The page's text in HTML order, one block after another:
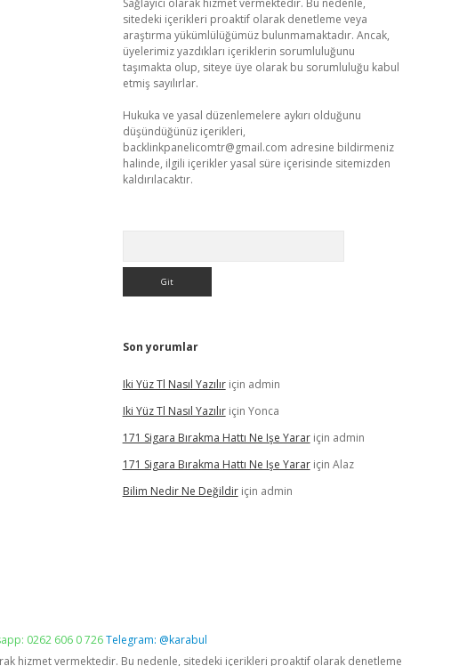
Sağlayıcı olarak hizmet vermektedir. Bu nedenle,
sitedeki içerikleri proaktif olarak denetleme veya
araştırma yükümlülüğümüz bulunmamaktadır. Ancak,
üyelerimiz yazdıkları içeriklerin sorumluluğunu
taşımakta olup, siteye üye olarak bu sorumluluğu kabul
etmiş sayılırlar.
Hukuka ve yasal düzenlemelere aykırı olduğunu
düşündüğünüz içerikleri,
backlinkpanelicomtr@gmail.com adresine bildirmeniz
halinde, ilgili içerikler yasal süre içerisinde sitemizden
kaldırılacaktır.
Son yorumlar
Iki Yüz Tl Nasıl Yazılıriçin admin
Iki Yüz Tl Nasıl Yazılıriçin Yonca
171 Sigara Bırakma Hattı Ne Işe Yarariçin admin
171 Sigara Bırakma Hattı Ne Işe Yarariçin Alaz
Bilim Nedir Ne Değildiriçin admin
0262 606 0 726Telegram: @karabul
hizmet vermektedir. Bu nedenle, sitedeki içerikleri proaktif olarak denetleme